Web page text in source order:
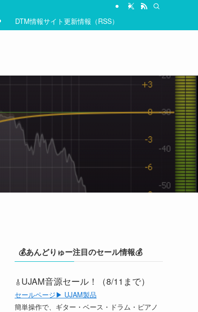
DTM情報サイト更新情報（RSS）
💰あんどりゅー注目のセール情報💰
🎸 UJAM音源セール！（8/11まで）
セールページ▶ UJAM製品
簡単操作で、ギター・ベース・ドラム・ピアノ